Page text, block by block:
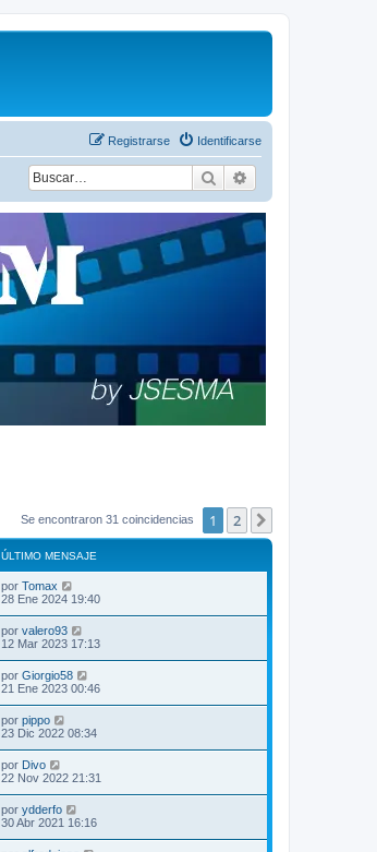
Identificarse
Registrarse
Buscar
Se encontraron 31 coincidencias 1 2
ÚLTIMO MENSAJE
por Tomax
28 Ene 2024 19:40
por valero93
12 Mar 2023 17:13
por Giorgio58
21 Ene 2023 00:46
por pippo
23 Dic 2022 08:34
por Divo
22 Nov 2022 21:31
por ydderfo
30 Abr 2021 16:16